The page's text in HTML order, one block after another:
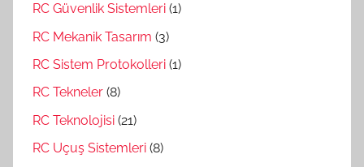
RC Güvenlik Sistemleri (1)
RC Mekanik Tasarım (3)
RC Sistem Protokolleri (1)
RC Tekneler (8)
RC Teknolojisi (21)
RC Uçuş Sistemleri (8)